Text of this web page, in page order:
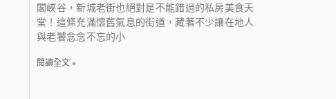
閣峽谷，新城老街也絕對是不能錯過的私房美食天
堂！這條充滿懷舊氣息的街道，藏著不少讓在地人
與老饕念念不忘的小
閱讀全文 »